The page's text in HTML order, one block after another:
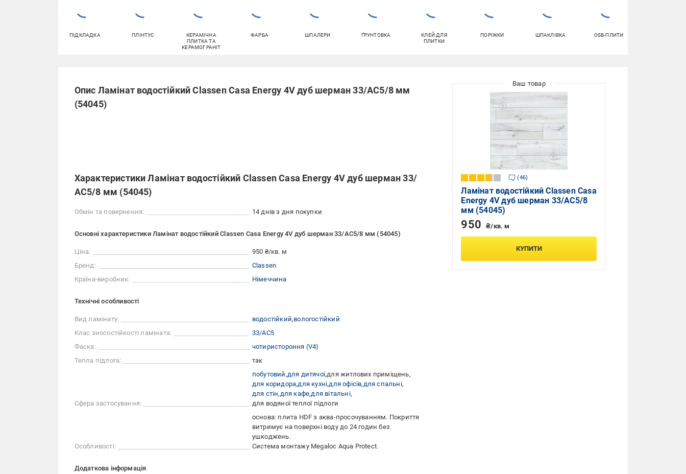
ПІДКЛАДКА ПЛІНТУС
КЕРАМІЧНА
ПЛИТКА ТА
КЕРАМОГРАНІТ
ФАРБА ШПАЛЕРИ ҐРУНТОВКА
КЛЕЙ ДЛЯ
ПЛИТКИ
ПОРІЖКИ ШПАКЛІВКА OSB-ПЛИТИ
Опис Ламінат водостійкий Classen Casa Energy 4V дуб шерман 33/АС5/8 мм
(54045)
Характеристики Ламінат водостійкий Classen Casa Energy 4V дуб шерман 33/
АС5/8 мм (54045)
Обмін та повернення: 14 днів з дня покупки
Основні характеристики Ламінат водостійкий Classen Casa Energy 4V дуб шерман 33/АС5/8 мм (54045)
Ціна:
950 ₴/кв. м
Бренд:
Classen
Країна-виробник:
Німеччина
Технічні особливості
Вид ламінату: водостійкий вологостійкий
Клас зносостійкості ламіната:
33/АС5
Фаска:
чотиристороння (V4)
Тепла підлога:
так
Сфера застосування:
побутовий для дитячої для житлових приміщень
для коридора для кухні для офісів для спальні
для стін для кафе для вітальні
для водяної теплої підлоги
Особливості:
основа: плита HDF з аква-просочуванням. Покриття
витримує на поверхні воду до 24 годин без
ушкоджень.
Система монтажу Megaloc Aqua Protect.
Додаткова інформація
46
Ламінат водостійкий Classen Casa
Energy 4V дуб шерман 33/АС5/8
мм (54045)
950 ₴/кв. м
КУПИТИ